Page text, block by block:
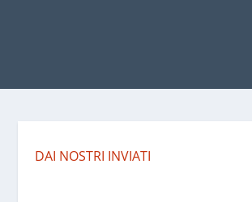
DAI NOSTRI INVIATI